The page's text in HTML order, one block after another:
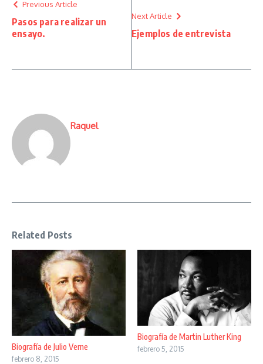
Previous Article
Pasos para realizar un
ensayo.
Next Article
Ejemplos de entrevista
Raquel
Related Posts
Biografía de Julio Verne
febrero 8, 2015
Biografía de Martin Luther King
febrero 5, 2015